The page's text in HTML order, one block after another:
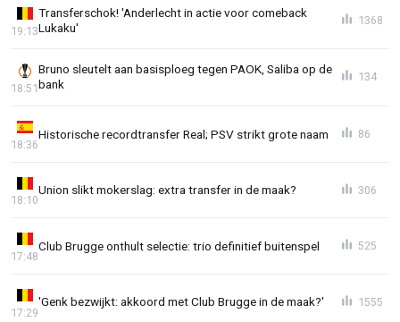
Transferschok! 'Anderlecht in actie voor comeback
Lukaku'
19:13
1368
Bruno sleutelt aan basisploeg tegen PAOK, Saliba op de
bank
18:51
134
Historische recordtransfer Real; PSV strikt grote naam
18:36
86
Union slikt mokerslag: extra transfer in de maak?
18:10
306
Club Brugge onthult selectie: trio definitief buitenspel
17:48
525
'Genk bezwijkt: akkoord met Club Brugge in de maak?'
17:29
1555